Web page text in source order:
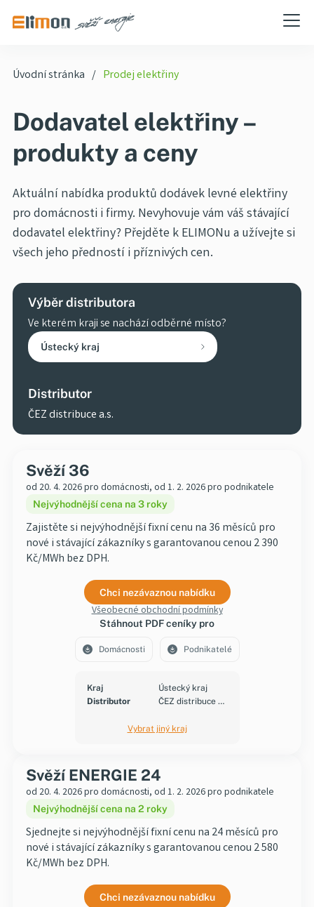
Úvodní stránka Prodej elektřiny
Dodavatel elektřiny –
produkty a ceny
Aktuální nabídka produktů dodávek levné elektřiny
pro domácnosti i firmy. Nevyhovuje vám váš stávající
dodavatel elektřiny? Přejděte k ELIMONu a užívejte si
všech jeho předností i příznivých cen.
Výběr distributora
Ve kterém kraji se nachází odběrné místo?
Distributor
ČEZ distribuce a.s.
Svěží 36
od 20. 4. 2026 pro domácnosti, od 1. 2. 2026 pro podnikatele
Nejvýhodnější cena na 3 roky
Zajistěte si nejvýhodnější fixní cenu na 36 měsíců pro
nové i stávající zákazníky s garantovanou cenou 2 390
Kč/MWh bez DPH.
Chci nezávaznou nabídku
Všeobecné obchodní podmínky
Stáhnout PDF ceníky pro
Domácnosti Podnikatelé
Kraj
Ústecký kraj
Distributor
ČEZ distribuce a.s.
Vybrat jiný kraj
Svěží ENERGIE 24
od 20. 4. 2026 pro domácnosti, od 1. 2. 2026 pro podnikatele
Nejvýhodnější cena na 2 roky
Sjednejte si nejvýhodnější fixní cenu na 24 měsíců pro
nové i stávající zákazníky s garantovanou cenou 2 580
Kč/MWh bez DPH.
Chci nezávaznou nabídku